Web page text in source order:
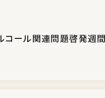
ール関連問題啓発週